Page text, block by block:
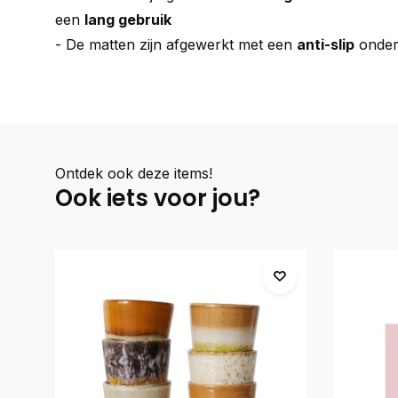
een lang gebruik
- De matten zijn afgewerkt met een anti-slip
Ontdek ook deze items!
Ook iets voor jou?